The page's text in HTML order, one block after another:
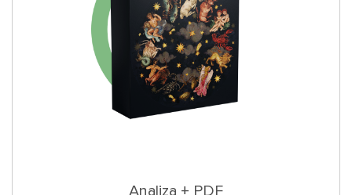
Analiza + PDF